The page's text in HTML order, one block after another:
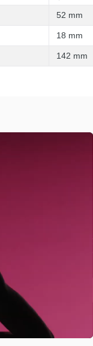
52 mm
18 mm
142 mm